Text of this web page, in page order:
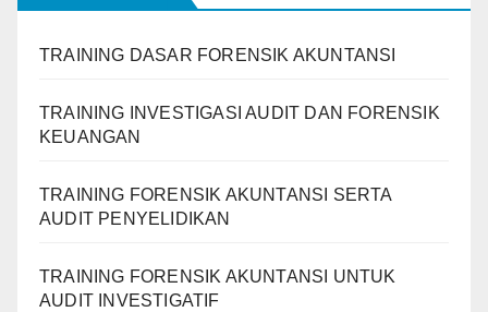
TRAINING DASAR FORENSIK AKUNTANSI
TRAINING INVESTIGASI AUDIT DAN FORENSIK
KEUANGAN
TRAINING FORENSIK AKUNTANSI SERTA
AUDIT PENYELIDIKAN
TRAINING FORENSIK AKUNTANSI UNTUK
AUDIT INVESTIGATIF